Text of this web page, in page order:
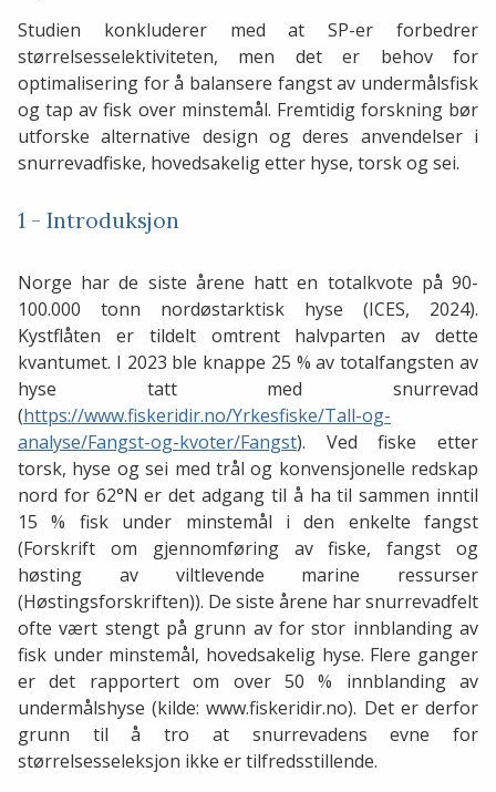
Studien konkluderer med at SP-er forbedrer
størrelsesselektiviteten, men det er behov for
optimalisering for å balansere fangst av undermålsfisk
og tap av fisk over minstemål. Fremtidig forskning bør
utforske alternative design og deres anvendelser i
snurrevadfiske, hovedsakelig etter hyse, torsk og sei.
1 - Introduksjon
Norge har de siste årene hatt en totalkvote på 90-
100.000 tonn nordøstarktisk hyse (ICES, 2024).
Kystflåten er tildelt omtrent halvparten av dette
kvantumet. I 2023 ble knappe 25 % av totalfangsten av
hyse tatt med snurrevad
(https://www.fiskeridir.no/Yrkesfiske/Tall-og-
analyse/Fangst-og-kvoter/Fangst). Ved fiske etter
torsk, hyse og sei med trål og konvensjonelle redskap
nord for 62°N er det adgang til å ha til sammen inntil
15 % fisk under minstemål i den enkelte fangst
(Forskrift om gjennomføring av fiske, fangst og
høsting av viltlevende marine ressurser
(Høstingsforskriften)). De siste årene har snurrevadfelt
ofte vært stengt på grunn av for stor innblanding av
fisk under minstemål, hovedsakelig hyse. Flere ganger
er det rapportert om over 50 % innblanding av
undermålshyse (kilde: www.fiskeridir.no). Det er derfor
grunn til å tro at snurrevadens evne for
størrelsesseleksjon ikke er tilfredsstillende.